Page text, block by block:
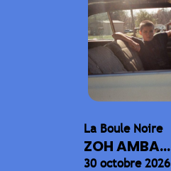
La Boule Noire
ZOH AMBA...
30 octobre 2026